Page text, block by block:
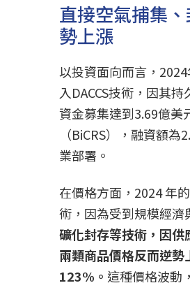
直接空氣捕集
勢上漲
以投資面向而言，
入DACCS技術，因其
資金募集達到3.69億美
（BiCRS），融資額
業部署。
在價格方面，2024 年
術，因為受到規模經
礦化封存等技術，因
兩類商品價格反而逆
123%。 這種價格波動